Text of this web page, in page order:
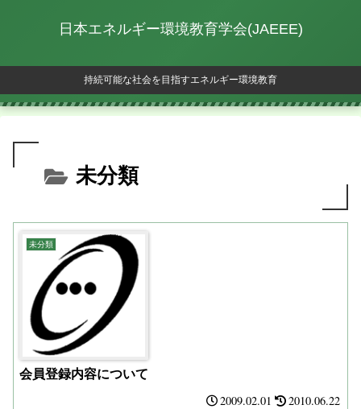
日本エネルギー環境教育学会(JAEEE)
持続可能な社会を目指すエネルギー環境教育
未分類
未分類
会員登録内容について
2009.02.01 2010.06.22